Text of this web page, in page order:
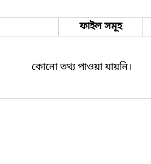
ফাইল সমূহ
কোনো তথ্য পাওয়া যায়নি।